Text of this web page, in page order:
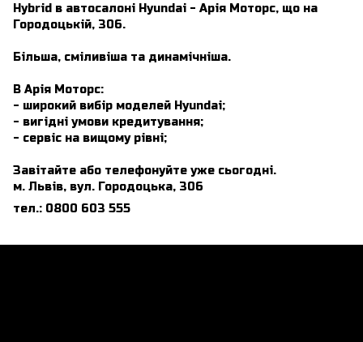
Hybrid в автосалоні Hyundai - Арія Моторс, що на
Городоцькій, 306.
Більша, сміливіша та динамічніша.
В Арія Моторс:
- широкий вибір моделей Hyundai;
- вигідні умови кредитування;
- сервіс на вищому рівні;
Завітайте або телефонуйте уже сьогодні.
м. Львів, вул. Городоцька, 306
тел.: 0800 603 555